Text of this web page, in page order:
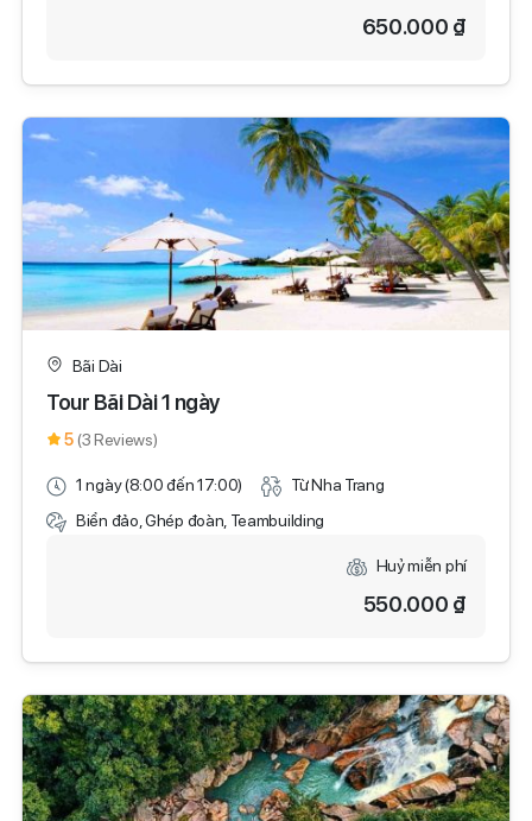
650.000 ₫
Bãi Dài
Tour Bãi Dài 1 ngày
5 (3 Reviews)
1 ngày (8:00 đến 17:00)
Từ Nha Trang
Biển đảo, Ghép đoàn, Teambuilding
Huỷ miễn phí
550.000 ₫